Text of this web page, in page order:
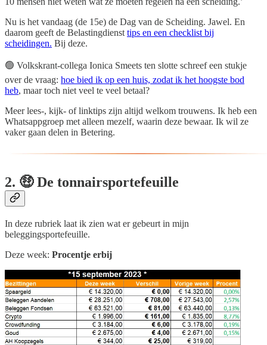
Nu is het vandaag (de 15e) de Dag van de Scheiding. Jawel. En
daarom geeft de Belastingdiensttips en een checklist bij
scheidingen. Bij deze.
🟢 Volkskrant-collega Ionica Smeets ten slotte schreef een stukje
over de vraag: hoe bied ik op een huis, zodat ik het hoogste bod
heb, maar toch niet veel te veel betaal?
Meer lees-, kijk- of linktips zijn altijd welkom trouwens. Ik heb een
Whatsappgroep met alleen mezelf, waarin deze bewaar. Ik wil ze
vaker gaan delen in Betering.
2. 🤑 De tonnairsportefeuille
In deze rubriek laat ik zien wat er gebeurt in mijn
beleggingsportefeuille.
Deze week: Procentje erbij